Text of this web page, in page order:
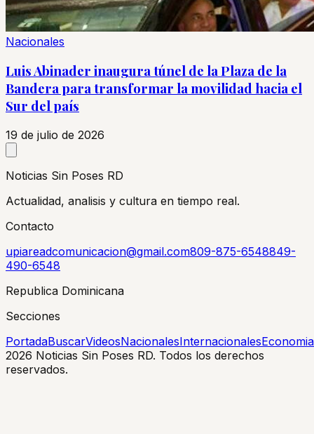
Nacionales
Luis Abinader inaugura túnel de la Plaza de la
Bandera para transformar la movilidad hacia el
Sur del país
19 de julio de 2026
Noticias Sin Poses RD
Actualidad, analisis y cultura en tiempo real.
Contacto
upiareadcomunicacion@gmail.com809-875-6548849-
490-6548
Republica Dominicana
Secciones
PortadaBuscarVideosNacionalesInternacionalesEconomia
2026 Noticias Sin Poses RD. Todos los derechos
reservados.